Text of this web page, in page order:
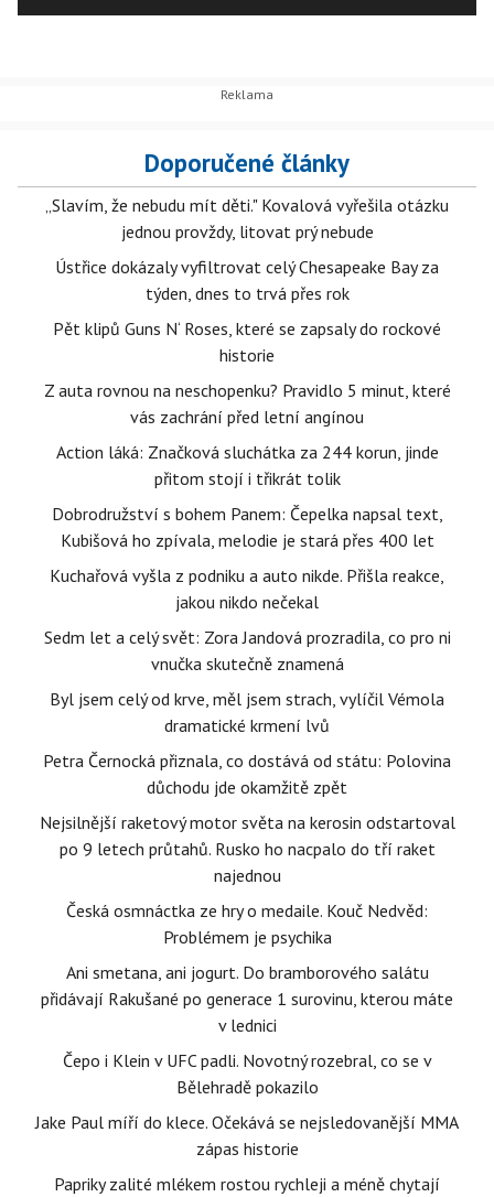
Doporučené články
„Slavím, že nebudu mít děti." Kovalová vyřešila otázku
jednou provždy, litovat prý nebude
Ústřice dokázaly vyfiltrovat celý Chesapeake Bay za
týden, dnes to trvá přes rok
Pět klipů Guns N‘ Roses, které se zapsaly do rockové
historie
Z auta rovnou na neschopenku? Pravidlo 5 minut, které
vás zachrání před letní angínou
Action láká: Značková sluchátka za 244 korun, jinde
přitom stojí i třikrát tolik
Dobrodružství s bohem Panem: Čepelka napsal text,
Kubišová ho zpívala, melodie je stará přes 400 let
Kuchařová vyšla z podniku a auto nikde. Přišla reakce,
jakou nikdo nečekal
Sedm let a celý svět: Zora Jandová prozradila, co pro ni
vnučka skutečně znamená
Byl jsem celý od krve, měl jsem strach, vylíčil Vémola
dramatické krmení lvů
Petra Černocká přiznala, co dostává od státu: Polovina
důchodu jde okamžitě zpět
Nejsilnější raketový motor světa na kerosin odstartoval
po 9 letech průtahů. Rusko ho nacpalo do tří raket
najednou
Česká osmnáctka ze hry o medaile. Kouč Nedvěd:
Problémem je psychika
Ani smetana, ani jogurt. Do bramborového salátu
přidávají Rakušané po generace 1 surovinu, kterou máte
v lednici
Čepo i Klein v UFC padli. Novotný rozebral, co se v
Bělehradě pokazilo
Jake Paul míří do klece. Očekává se nejsledovanější MMA
zápas historie
Papriky zalité mlékem rostou rychleji a méně chytají